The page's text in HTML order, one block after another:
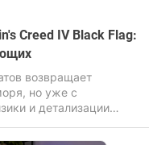
Creed IV Black Flag:
возвращает
но уже с
и детализации